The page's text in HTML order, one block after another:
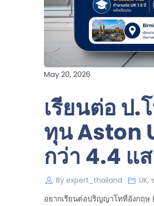
May 20, 2026
เรียนต่อ ป.
ทุน Aston
กว่า 4.4 แ
By expert_thailand UK,
อยากเรียนต่อปริญญาโทที่อังกฤษ